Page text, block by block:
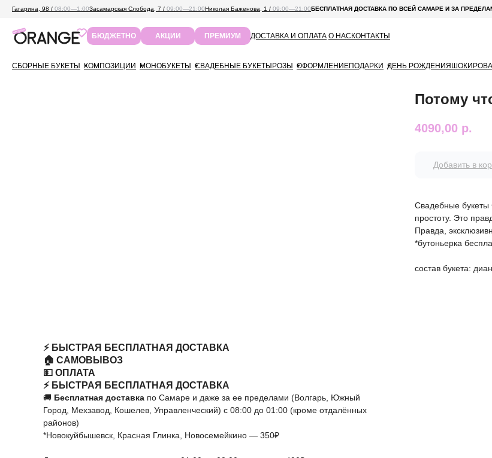
Гагарина, 98 / 08:00—1:00Засамарская Слобода, 7 / 09:00—21:00Николая Баженова, 1 / 09:00—21:00БЕСПЛАТНАЯ ДОСТАВКА ПО ВСЕЙ САМАРЕ И ЗА
БЮДЖЕТНО АКЦИИ ПРЕМИУМ ДОСТАВКА И ОПЛАТА О НАСКОНТАКТЫ
СБОРНЫЕ БУКЕТЫ КОМПОЗИЦИИ МОНОБУКЕТЫ СВАДЕБНЫЕ БУКЕТЫРОЗЫ ОФОРМЛЕНИЕПОДАРКИ ДЕНЬ РОЖДЕНИЯ
Потому
4090,00 р.
Добавить в
Свадебные букеты
простоту. Это
Правда,
*бутоньерка
состав букета:
⚡️ БЫСТРАЯ БЕСПЛАТНАЯ ДОСТАВКА
🏠 САМОВЫВОЗ
💵 ОПЛАТА
⚡️ БЫСТРАЯ БЕСПЛАТНАЯ ДОСТАВКА
🚚 Бесплатная доставка по Самаре и даже за ее пределами (Волгарь, Южный
Город, Мехзавод, Кошелев, Управленческий) с 08:00 до 01:00 (кроме отдалённых
районов)
*Новокуйбышевск, Красная Глинка, Новосемейкино — 350₽